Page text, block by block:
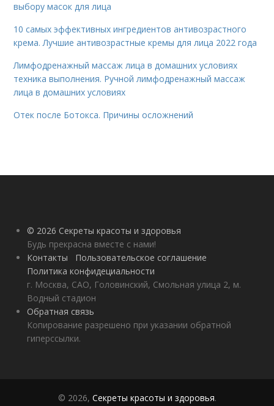
выбору масок для лица
10 самых эффективных ингредиентов антивозрастного
крема. Лучшие антивозрастные кремы для лица 2022 года
Лимфодренажный массаж лица в домашних условиях
техника выполнения. Ручной лимфодренажный массаж
лица в домашних условиях
Отек после Ботокса. Причины осложнений
© 2026 Секреты красоты и здоровья
Будь прекрасна вместе с нами!
Контакты
Пользовательское соглашение
Политика конфидециальности
г. Москва, САО, Головинский, Смольная улица 2, м.
Водный стадион
Обратная связь
Копирование разрешено при указании обратной
гиперссылки.
© 2026, Секреты красоты и здоровья.